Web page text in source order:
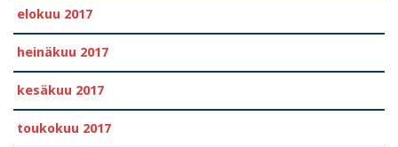
elokuu 2017
heinäkuu 2017
kesäkuu 2017
toukokuu 2017